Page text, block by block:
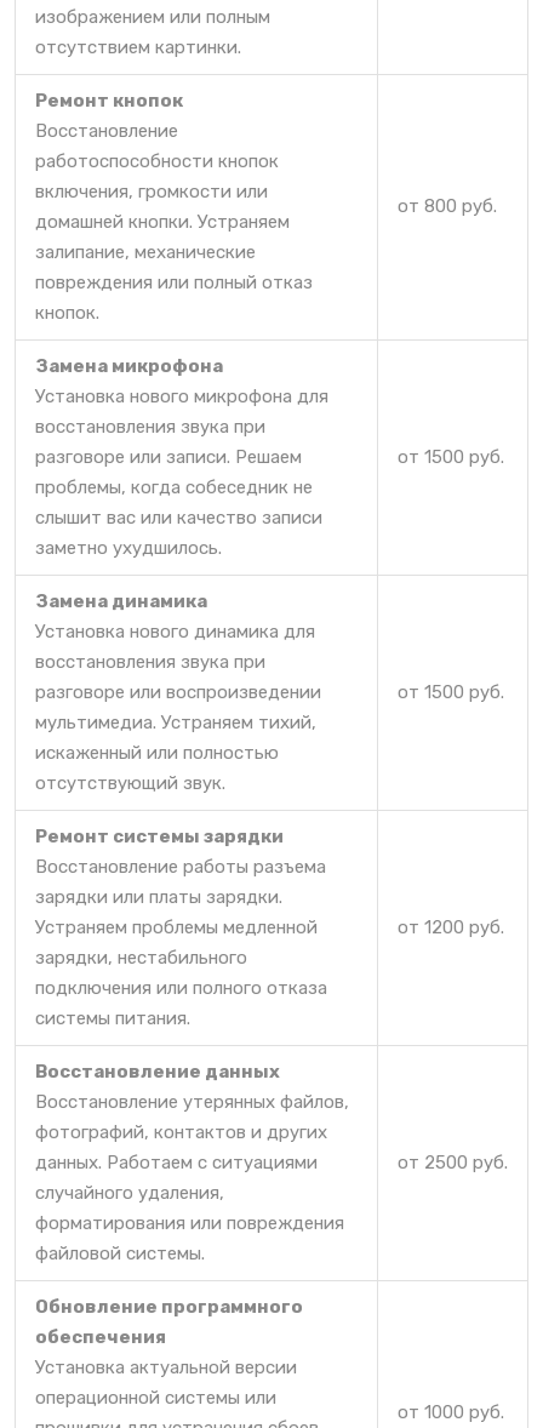
изображением или полным
отсутствием картинки.
Ремонт кнопок
Восстановление
работоспособности кнопок
включения, громкости или
домашней кнопки. Устраняем
залипание, механические
повреждения или полный отказ
кнопок.
от 800 руб.
Замена микрофона
Установка нового микрофона для
восстановления звука при
разговоре или записи. Решаем
проблемы, когда собеседник не
слышит вас или качество записи
заметно ухудшилось.
от 1500 руб.
Замена динамика
Установка нового динамика для
восстановления звука при
разговоре или воспроизведении
мультимедиа. Устраняем тихий,
искаженный или полностью
отсутствующий звук.
от 1500 руб.
Ремонт системы зарядки
Восстановление работы разъема
зарядки или платы зарядки.
Устраняем проблемы медленной
зарядки, нестабильного
подключения или полного отказа
системы питания.
от 1200 руб.
Восстановление данных
Восстановление утерянных файлов,
фотографий, контактов и других
данных. Работаем с ситуациями
случайного удаления,
форматирования или повреждения
файловой системы.
от 2500 руб.
Обновление программного
обеспечения
Установка актуальной версии
операционной системы или
от 1000 руб.